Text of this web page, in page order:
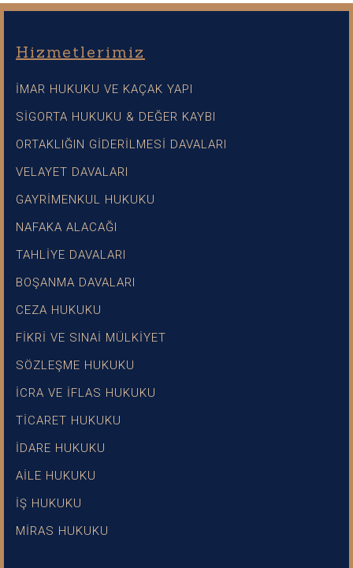
Hizmetlerimiz
İMAR HUKUKU VE KAÇAK YAPI
SİGORTA HUKUKU & DEĞER KAYBI
ORTAKLIĞIN GİDERİLMESİ DAVALARI
VELAYET DAVALARI
GAYRİMENKUL HUKUKU
NAFAKA ALACAĞI
TAHLİYE DAVALARI
BOŞANMA DAVALARI
CEZA HUKUKU
FİKRİ VE SINAİ MÜLKİYET
SÖZLEŞME HUKUKU
İCRA VE İFLAS HUKUKU
TİCARET HUKUKU
İDARE HUKUKU
AİLE HUKUKU
İŞ HUKUKU
MİRAS HUKUKU